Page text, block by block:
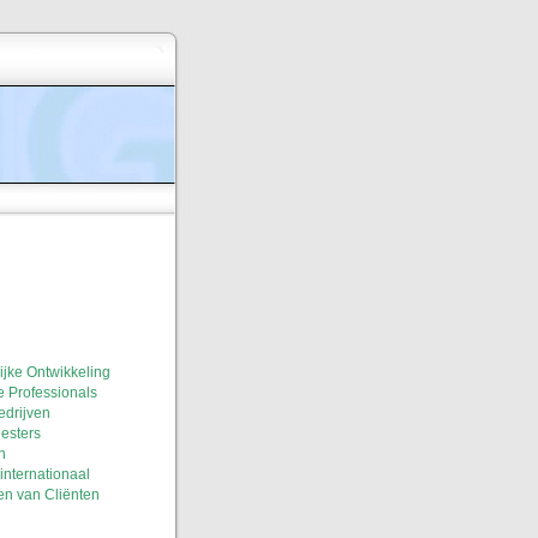
Ontwikkeling
Professionals
van Cliënten